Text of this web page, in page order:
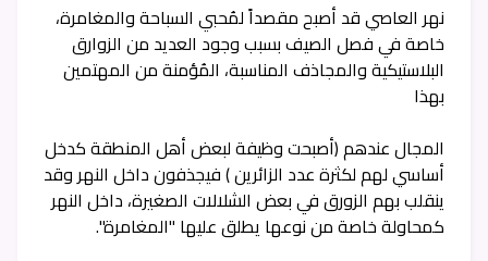
نهر العاصي قد أصبح مقصداً لمُحبي السباحة والمغامرة،
خاصة في فصل الصيف بسبب وجود العديد من الزوارق
البلاستيكية والمجاذف المناسبة، المُؤمنة من المهتمين
بهذا
المجال عندهم (أصبحت وظيفة لبعض أهل المنطقة كدخل
أساسي لهم لكثرة عدد الزائرين ) فيجذفون داخل النهر وقد
ينقلب بهم الزورق في بعض الشلالات الصغيرة، داخل النهر
كمحاولة خاصة من نوعها يطلق عليها "المغامرة".